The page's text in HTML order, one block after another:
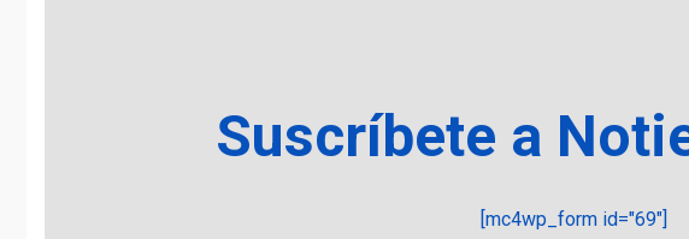
Suscríbete a
[mc4wp_form id="69"]